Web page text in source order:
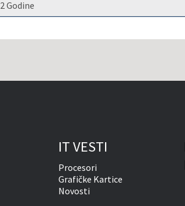
2 Godine
IT VESTI
Procesori
Grafičke Kartice
Novosti